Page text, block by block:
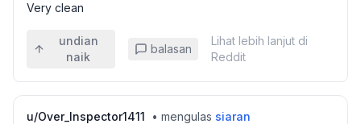
Very clean
undian
naik
balasan
Lihat lebih lanjut di
Reddit
u/Over_Inspector1411 • mengulas siaran